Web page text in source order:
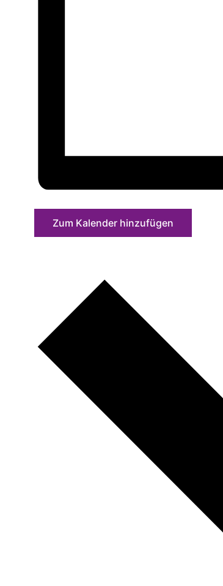
Zum Kalender hinzufügen